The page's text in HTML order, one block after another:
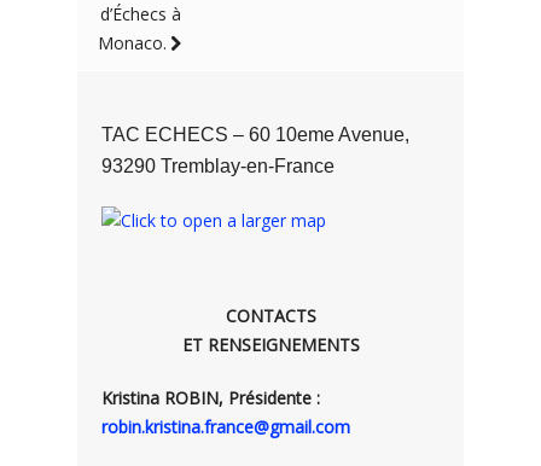
d’Échecs à
Monaco.
TAC ECHECS – 60 10eme Avenue,
93290 Tremblay-en-France
CONTACTS
ET RENSEIGNEMENTS
Kristina ROBIN, Présidente :
robin.kristina.france@gmail.com